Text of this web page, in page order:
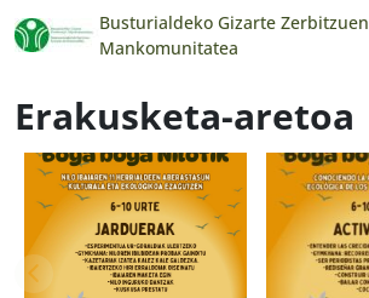
Busturialdeko Gizarte Zerbitzuen
Mankomunitatea
Erakusketa-aretoa